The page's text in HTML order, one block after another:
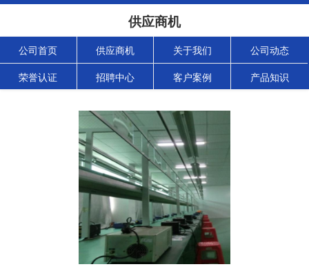
供应商机
公司首页 供应商机 关于我们 公司动态
荣誉认证 招聘中心 客户案例 产品知识